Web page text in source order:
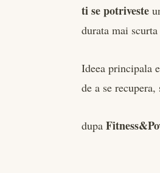
ti se potriveste
durata mai
Ideea principala
de a se
dupa